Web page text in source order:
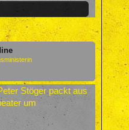
Stöger packt aus
um